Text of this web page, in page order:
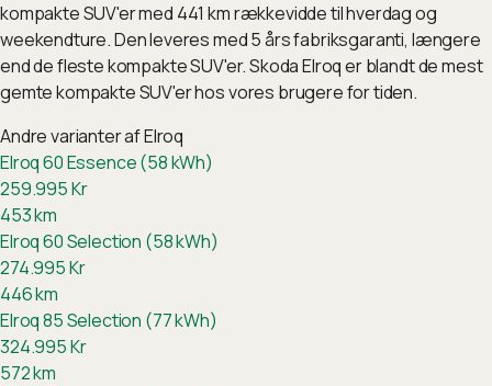
kompakte SUV'er med 441 km rækkevidde til hverdag og
weekendture. Den leveres med 5 års fabriksgaranti, længere
end de fleste kompakte SUV'er. Skoda Elroq er blandt de mest
gemte kompakte SUV'er hos vores brugere for tiden.
Andre varianter afElroq
Elroq 60 Essence (58 kWh)
259.995Kr
453km
Elroq 60 Selection (58 kWh)
274.995Kr
446km
Elroq 85 Selection (77 kWh)
324.995Kr
572km